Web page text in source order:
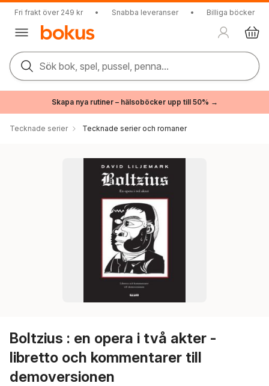
Fri frakt över 249 kr • Snabba leveranser • Billiga böcker
Sök bok, spel, pussel, penna...
Skapa nya rutiner – hälsoböcker upp till 50% →
Tecknade serier Tecknade serier och romaner
Boltzius : en opera i två akter -
libretto och kommentarer till
demoversionen